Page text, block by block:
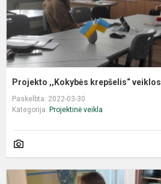
Projekto ,,Kokybės krepšelis“ veiklos
Paskelbta: 2022-03-30
Kategorija: Projektinė veikla